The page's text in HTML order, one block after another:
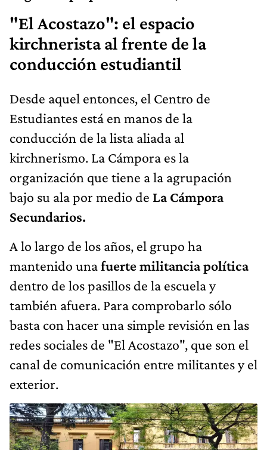
"El Acostazo": el espacio
kirchnerista al frente de la
conducción estudiantil
Desde aquel entonces, el Centro de
Estudiantes está en manos de la
conducción de la lista aliada al
kirchnerismo. La Cámpora es la
organización que tiene a la agrupación
bajo su ala por medio de La Cámpora
Secundarios.
A lo largo de los años, el grupo ha
mantenido unafuerte militancia política
dentro de los pasillos de la escuela y
también afuera. Para comprobarlo sólo
basta con hacer una simple revisión en las
redes sociales de "El Acostazo", que son el
canal de comunicación entre militantes y el
exterior.